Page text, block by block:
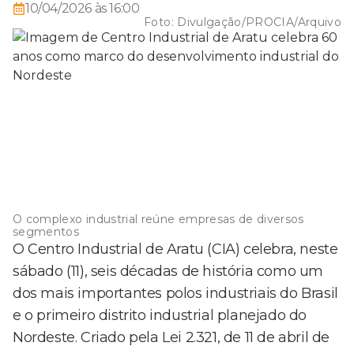
10/04/2026 às 16:00
Foto: Divulgação/PROCIA/Arquivo
O complexo industrial reúne empresas de diversos
segmentos
O Centro Industrial de Aratu (CIA) celebra, neste
sábado (11), seis décadas de história como um
dos mais importantes polos industriais do Brasil
e o primeiro distrito industrial planejado do
Nordeste. Criado pela Lei 2.321, de 11 de abril de